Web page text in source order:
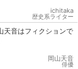
ichitaka
歴史系ライター
天音はフィクションで
岡山天音
俳優